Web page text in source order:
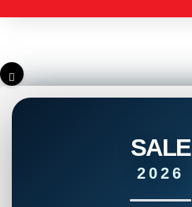
SALE
2026